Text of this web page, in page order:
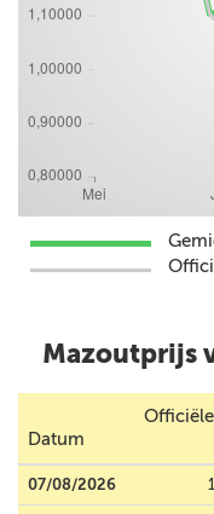
Mazoutprijs
Datum
07/08/2026